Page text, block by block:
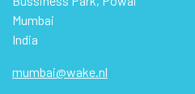
Mumbai
India
mumbai@wake.nl